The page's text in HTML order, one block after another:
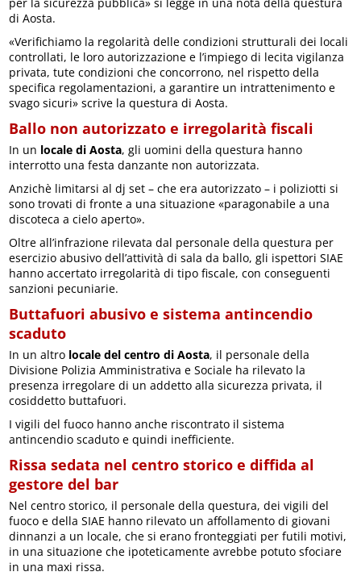
di Aosta.
«Verifichiamo la regolarità delle condizioni strutturali dei locali
controllati, le loro autorizzazione e l’impiego di lecita vigilanza
privata, tute condizioni che concorrono, nel rispetto della
specifica regolamentazioni, a garantire un intrattenimento e
svago sicuri» scrive la questura di Aosta.
Ballo non autorizzato e irregolarità fiscali
In un locale di Aosta, gli uomini della questura hanno
interrotto una festa danzante non autorizzata.
Anzichè limitarsi al dj set – che era autorizzato – i poliziotti si
sono trovati di fronte a una situazione «paragonabile a una
discoteca a cielo aperto».
Oltre all’infrazione rilevata dal personale della questura per
esercizio abusivo dell’attività di sala da ballo, gli ispettori SIAE
hanno accertato irregolarità di tipo fiscale, con conseguenti
sanzioni pecuniarie.
Buttafuori abusivo e sistema antincendio
scaduto
In un altro locale del centro di Aosta, il personale della
Divisione Polizia Amministrativa e Sociale ha rilevato la
presenza irregolare di un addetto alla sicurezza privata, il
cosiddetto buttafuori.
I vigili del fuoco hanno anche riscontrato il sistema
antincendio scaduto e quindi inefficiente.
Rissa sedata nel centro storico e diffida al
gestore del bar
Nel centro storico, il personale della questura, dei vigili del
fuoco e della SIAE hanno rilevato un affollamento di giovani
dinnanzi a un locale, che si erano fronteggiati per futili motivi,
in una situazione che ipoteticamente avrebbe potuto sfociare
in una maxi rissa.